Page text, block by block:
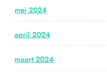
mei 2024
april 2024
maart 2024